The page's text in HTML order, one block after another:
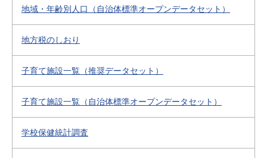
地域・年齢別人口（自治体標準オープンデータセット）
地方税のしおり
子育て施設一覧（推奨データセット）
子育て施設一覧（自治体標準オープンデータセット）
学校保健統計調査